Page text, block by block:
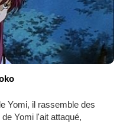
Yomi, il rassemble des
Yomi l'ait attaqué,